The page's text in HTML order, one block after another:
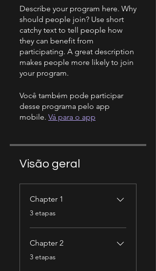
Describe your program here. Why
should people join? Use short
catchy text to tell people how
they can benefit from
participating. A great description
makes people more likely to join
your program.
Você também pode participar
desse programa pelo app
mobile. Vá para o app
Visão geral
Chapter 1
.
3 etapas
Chapter 2
.
3 etapas